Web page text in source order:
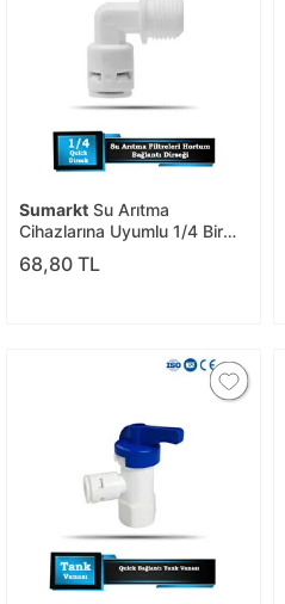
Sumarkt Su Arıtma
Cihazlarına Uyumlu 1/4 Bir
Taraf Dişli Diğer Taraf Quick
Dirsek
68,80 TL